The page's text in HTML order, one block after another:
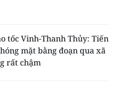
tốc Vinh-Thanh Thủy: Tiến
mặt bằng đoạn qua xã
rất chậm